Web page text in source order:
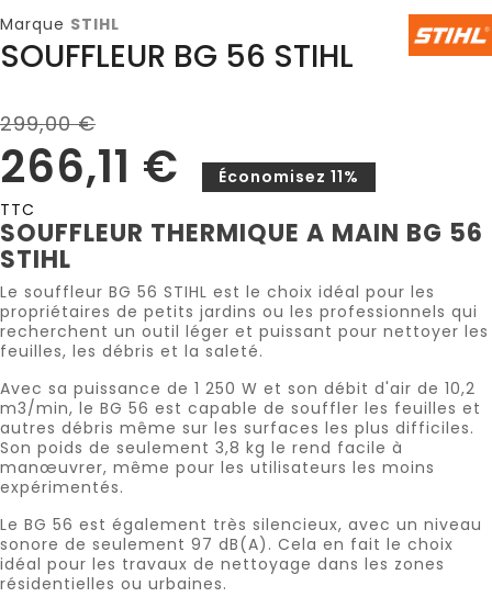
Marque STIHL
SOUFFLEUR BG 56 STIHL
299,00 €
266,11 €
Économisez 11%
TTC
SOUFFLEUR THERMIQUE A MAIN BG 56
STIHL
Le souffleur BG 56 STIHL est le choix idéal pour les
propriétaires de petits jardins ou les professionnels qui
recherchent un outil léger et puissant pour nettoyer les
feuilles, les débris et la saleté.
Avec sa puissance de 1 250 W et son débit d'air de 10,2
m3/min, le BG 56 est capable de souffler les feuilles et
autres débris même sur les surfaces les plus difficiles.
Son poids de seulement 3,8 kg le rend facile à
manœuvrer, même pour les utilisateurs les moins
expérimentés.
Le BG 56 est également très silencieux, avec un niveau
sonore de seulement 97 dB(A). Cela en fait le choix
idéal pour les travaux de nettoyage dans les zones
résidentielles ou urbaines.